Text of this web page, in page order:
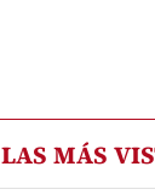
LAS MÁS